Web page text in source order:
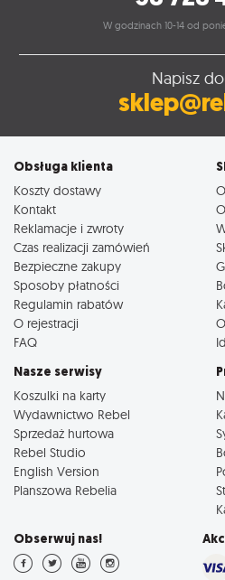
W godzinach 10-14 od
Napisz
Obsługa klienta
Koszty dostawy
Kontakt
Reklamacje i zwroty
Czas realizacji zamówień
Bezpieczne zakupy
Sposoby płatności
Regulamin rabatów
O rejestracji
FAQ
Nasze serwisy
Koszulki na karty
Wydawnictwo Rebel
Sprzedaż hurtowa
Rebel Studio
English Version
Planszowa Rebelia
Obserwuj nas!